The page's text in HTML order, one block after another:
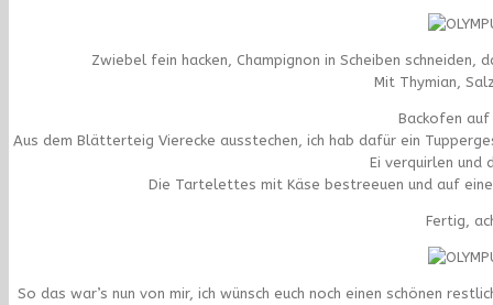
Zwiebel fein hacken, Champignon in Scheiben
Mit Thymian,
Backofen
Aus dem Blätterteig Vierecke ausstechen, ich hab dafür ein
Ei verquirlen und
Die Tartelettes mit Käse bestreeuen und auf
Fertig,
So das war’s nun von mir, ich wünsch euch noch einen schönen